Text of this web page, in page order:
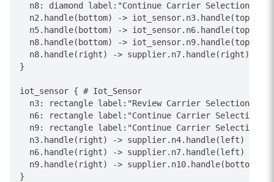
n8: diamond label:"Continue Carrier Selection
n2.handle(bottom) -> iot_sensor.n3.handle(top)
n5.handle(bottom) -> iot_sensor.n6.handle(top)
n8.handle(bottom) -> iot_sensor.n9.handle(top)
n8.handle(right) -> supplier.n7.handle(right)
}
iot_sensor { # Iot_Sensor
n3: rectangle label:"Review Carrier Selection
n6: rectangle label:"Continue Carrier Selection
n9: rectangle label:"Continue Carrier Selection
  n3.handle(right) -> supplier.n4.handle(left)
  n6.handle(right) -> supplier.n7.handle(left)
  n9.handle(right) -> supplier.n10.handle(bottom)